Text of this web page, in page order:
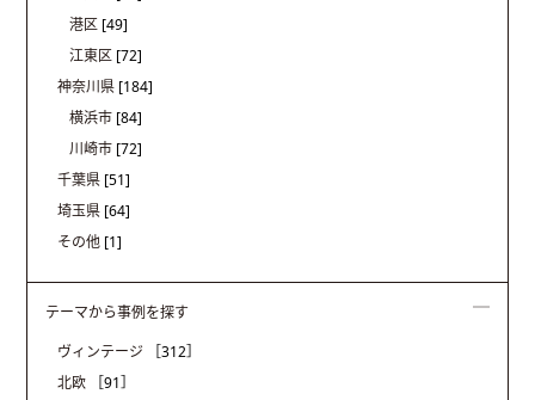
港区 [49]
江東区 [72]
神奈川県 [184]
横浜市 [84]
川崎市 [72]
千葉県 [51]
埼玉県 [64]
その他 [1]
テーマから事例を探す
ヴィンテージ
［312］
北欧
［91］